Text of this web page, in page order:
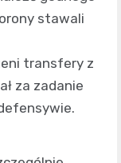
stawali
transfery z
za zadanie